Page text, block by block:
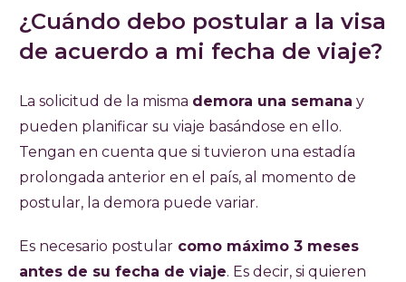
¿Cuándo debo postular a la visa
de acuerdo a mi fecha de viaje?
La solicitud de la misma demora una semana y
pueden planificar su viaje basándose en ello.
Tengan en cuenta que si tuvieron una estadía
prolongada anterior en el país, al momento de
postular, la demora puede variar.
Es necesario postular como máximo 3 meses
antes de su fecha de viaje. Es decir, si quieren